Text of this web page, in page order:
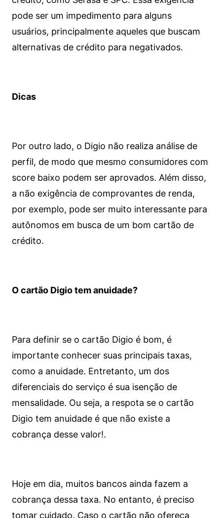
pode ser um impedimento para alguns
usuários, principalmente aqueles que buscam
alternativas de crédito para negativados.
Dicas
Por outro lado, o Digio não realiza análise de
perfil, de modo que mesmo consumidores com
score baixo podem ser aprovados. Além disso,
a não exigência de comprovantes de renda,
por exemplo, pode ser muito interessante para
autônomos em busca de um bom cartão de
crédito.
O cartão Digio tem anuidade?
Para definir se o cartão Digio é bom, é
importante conhecer suas principais taxas,
como a anuidade. Entretanto, um dos
diferenciais do serviço é sua isenção de
mensalidade. Ou seja, a respota se o cartão
Digio tem anuidade é que não existe a
cobrança desse valor!.
Hoje em dia, muitos bancos ainda fazem a
cobrança dessa taxa. No entanto, é preciso
tomar cuidado. Caso o cartão não ofereça